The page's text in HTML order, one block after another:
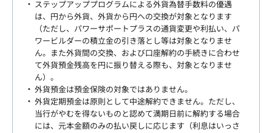
ステップアッププログラムによる外貨為替手数料の優遇
は、円から外貨、外貨から円への交換が対象となります
（ただし、パワーサポートプラスの通貨変更や利払い、パ
ワービルダーの積立金の引き落とし等は対象となりませ
ん。また外貨間の交換、および口座解約の手続きに合わせ
て外貨預金残高を円に振り替える際も、対象となりませ
ん）。
外貨預金は預金保険の対象ではありません。
外貨定期預金は原則として中途解約できません。ただし、
当行がやむを得ないものと認めて満期日前に解約する場合
には、元本金額のみの払い戻しに応じます（利息はいっさ